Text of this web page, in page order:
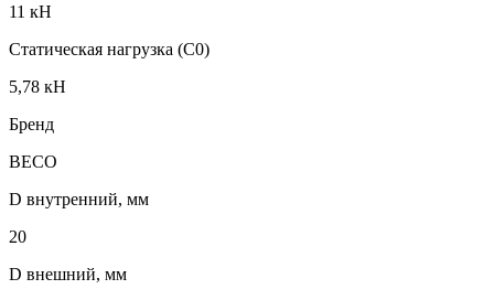
11 кН
Статическая нагрузка (C0)
5,78 кН
Бренд
BECO
D внутренний, мм
20
D внешний, мм